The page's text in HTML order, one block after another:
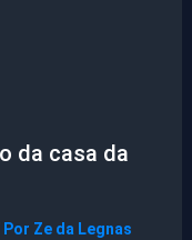
da casa da
Por Ze da Legnas